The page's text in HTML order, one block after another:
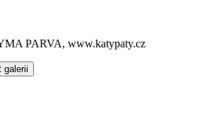
PARVA, www.katypaty.cz